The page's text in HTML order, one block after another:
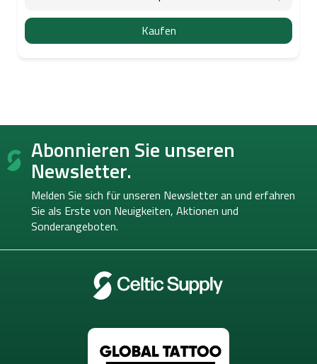
Kaufen
F
ß Abonnieren Sie unseren
Newsletter.
Melden Sie sich für unseren Newsletter an und erfahren
Sie als Erste von Neuigkeiten, Aktionen und
Sonderangeboten.